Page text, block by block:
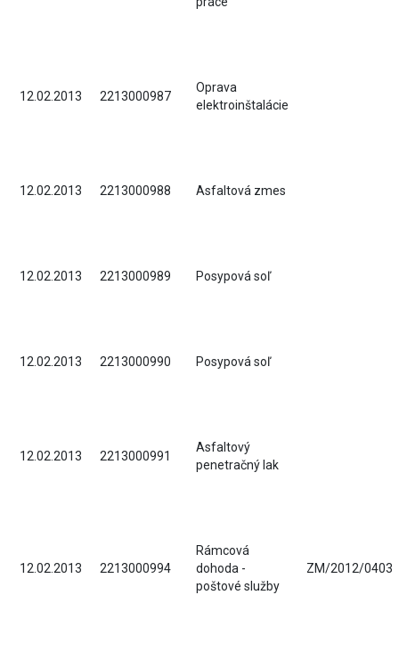
12.02.2013 2213000987
Oprava
elektroinštalácie
12.02.2013 2213000988 Asfaltová zmes
12.02.2013 2213000989 Posypová soľ
12.02.2013 2213000990 Posypová soľ
12.02.2013 2213000991
Asfaltový
penetračný lak
12.02.2013 2213000994
Rámcová
dohoda -
poštové služby
ZM/2012/0403